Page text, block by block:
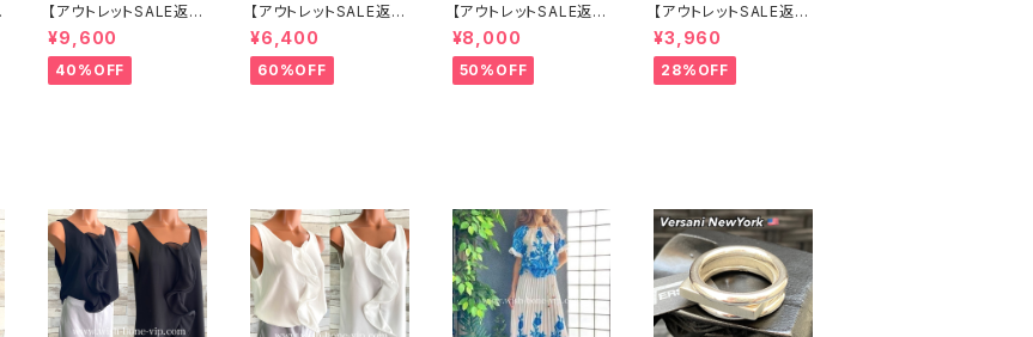
【アウトレットSALE返品
交換不可8/20まで】イ
タリア製サマージャケッ
ト｜Made in ITALY｜
リネン麻 飾りエリ ジャ
¥9,600
40%OFF
【アウトレットSALE返品
交換不可8/20まで】イ
タリア製 CASADEILU
CA ITALY｜前フリル＆
BIGフリルトップス /ホワ
¥6,400
60%OFF
【アウトレットSALE返品
交換不可8/20まで】イ
タリア製 CASADEILU
CA ITALY｜前フリル＆
BIGフリルトップス /ブラ
¥8,000
50%OFF
【アウトレットSALE返品
交換不可8/20まで】ワ
ッフル立体フラワー＆無
地 2way リバーシブル
ハット・ワイヤー入り変
¥3,960
28%OFF